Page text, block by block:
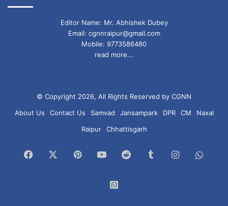
Editor Name: Mr. Abhishek Dubey
Email: cgnnraipur@gmail.com
Mobile: 9773586480
read more...
© Copyright 2026, All Rights Reserved by CGNN
About Us
Contact Us Samvad Jansampark DPR CM
Naxal
Raipur
Chhattisgarh
Facebook PinterestYouTubeReddit TumblrInstagram